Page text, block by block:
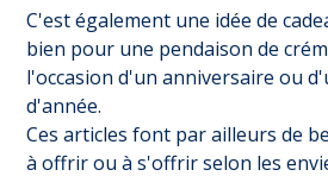
C'est également une idée de
bien pour une pendaison de
l'occasion d'un anniversaire ou
d'année.
Ces articles font par ailleurs de
à offrir ou à s'offrir selon les